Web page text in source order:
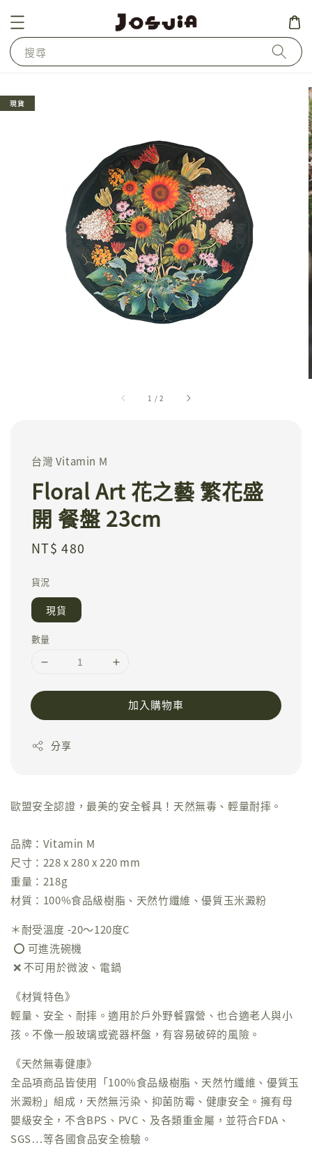
搜尋
1 /2
現貨
台灣 Vitamin M
Floral Art 花之藝 繁花盛
開 餐盤 23cm
Regular
NT$ 480
貨況
現貨
數量
加入購物車
分享
歐盟安全認證，最美的安全餐具！天然無毒、輕量耐摔。
品牌：Vitamin M
尺寸：228 x 280 x 220 mm
重量：218g
材質：100%食品級樹脂、天然竹纖維、優質玉米澱粉
＊耐受溫度 -20～120度C
⭕️ 可進洗碗機
❌ 不可用於微波、電鍋
《材質特色》
輕量、安全、耐摔。適用於戶外野餐露營、也合適老人與小
孩。不像一般玻璃或瓷器杯盤，有容易破碎的風險。
《天然無毒健康》
全品項商品皆使用「100%食品級樹脂、天然竹纖維、優質玉
米澱粉」組成，天然無污染、抑菌防霉、健康安全。擁有母
嬰級安全，不含BPS、PVC、及各類重金屬，並符合FDA、
SGS⋯等各國食品安全檢驗。